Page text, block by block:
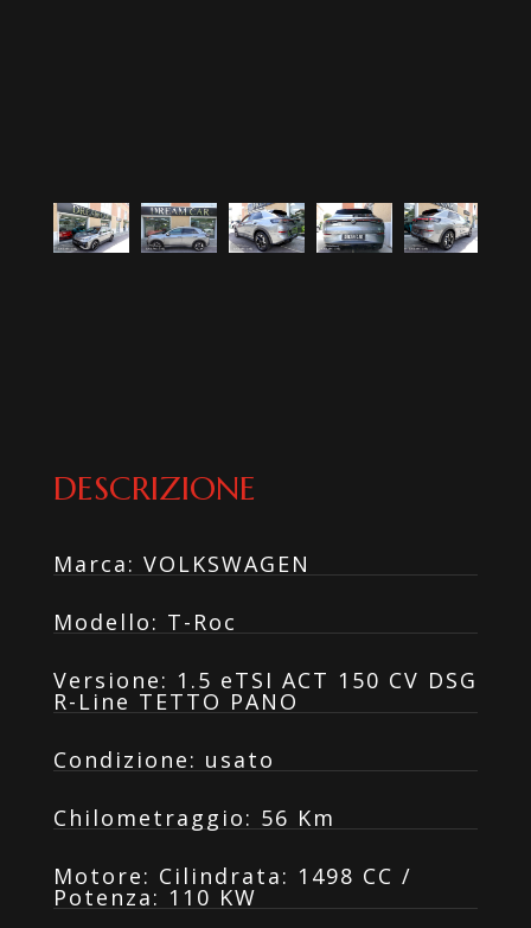
DESCRIZIONE
Marca: VOLKSWAGEN
Modello: T-Roc
Versione: 1.5 eTSI ACT 150 CV DSG
R-Line TETTO PANO
Condizione: usato
Chilometraggio: 56 Km
Motore: Cilindrata: 1498 CC /
Potenza: 110 KW